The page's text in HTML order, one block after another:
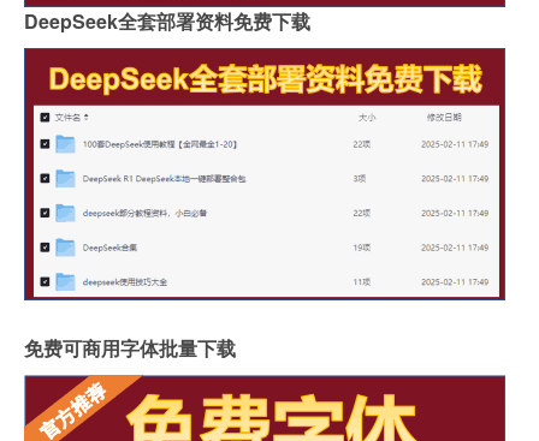
DeepSeek全套部署资料免费下载
免费可商用字体批量下载